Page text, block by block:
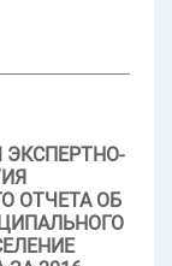
ЭКСПЕРТНО-
ОТЧЕТА ОБ